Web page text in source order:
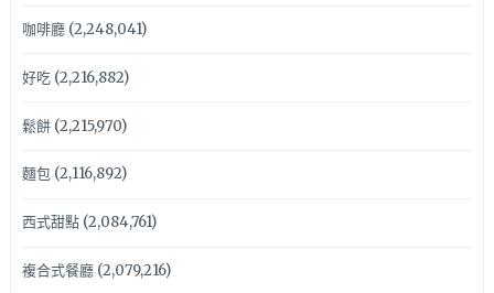
咖啡廳(2,248,041)
好吃(2,216,882)
鬆餅(2,215,970)
麵包(2,116,892)
西式甜點(2,084,761)
複合式餐廳(2,079,216)